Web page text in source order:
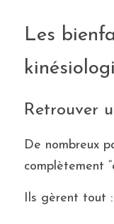
Les
Retrouver
De nombreux
complètement
Ils gèrent tout :